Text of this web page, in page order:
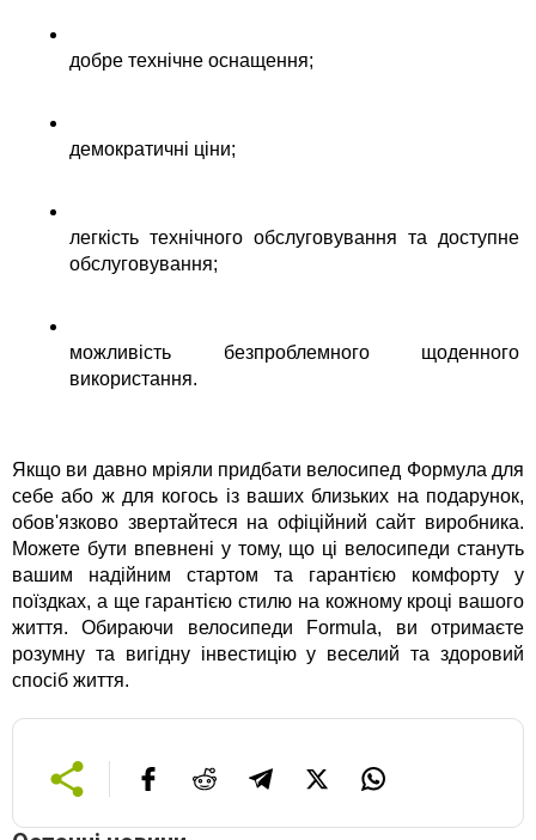
добре технічне оснащення;
демократичні ціни;
легкість технічного обслуговування та доступне
обслуговування;
можливість безпроблемного щоденного
використання.
Якщо ви давно мріяли придбати велосипед Формула для
себе або ж для когось із ваших близьких на подарунок,
обов'язково звертайтеся на офіційний сайт виробника.
Можете бути впевнені у тому, що ці велосипеди стануть
вашим надійним стартом та гарантією комфорту у
поїздках, а ще гарантією стилю на кожному кроці вашого
життя. Обираючи велосипеди Formula, ви отримаєте
розумну та вигідну інвестицію у веселий та здоровий
спосіб життя.